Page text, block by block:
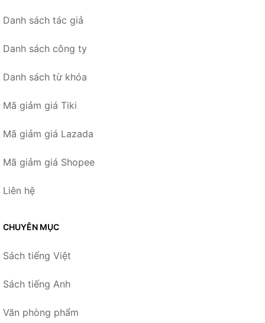
Danh sách tác giả
Danh sách công ty
Danh sách từ khóa
Mã giảm giá Tiki
Mã giảm giá Lazada
Mã giảm giá Shopee
Liên hệ
CHUYÊN MỤC
Sách tiếng Việt
Sách tiếng Anh
Văn phòng phẩm